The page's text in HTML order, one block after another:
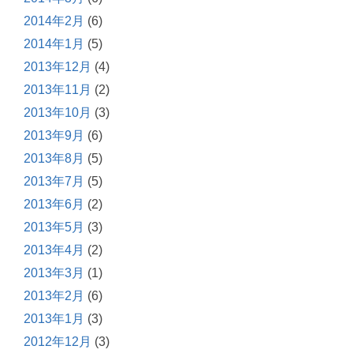
2014年2月 (6)
2014年1月 (5)
2013年12月 (4)
2013年11月 (2)
2013年10月 (3)
2013年9月 (6)
2013年8月 (5)
2013年7月 (5)
2013年6月 (2)
2013年5月 (3)
2013年4月 (2)
2013年3月 (1)
2013年2月 (6)
2013年1月 (3)
2012年12月 (3)